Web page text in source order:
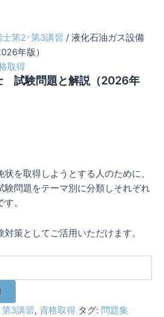
士第2･第3講習 / 液化石油ガス設備
年版）
取得
試験問題と解説（2026年
を取得しようとする人のために、
験問題をテーマ別に分類しそれぞれ
。
策としてご活用いただけます。
3講習, 資格取得 タグ: 問題集